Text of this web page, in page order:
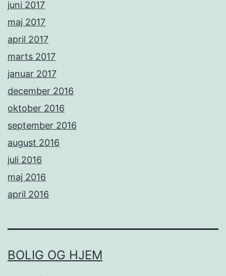
juni 2017
maj 2017
april 2017
marts 2017
januar 2017
december 2016
oktober 2016
september 2016
august 2016
juli 2016
maj 2016
april 2016
BOLIG OG HJEM